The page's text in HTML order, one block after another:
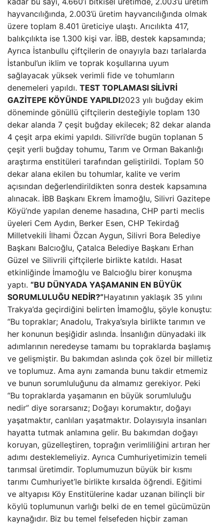
hayvancılığında, 2.003’ü üretim hayvancılığında olmak
üzere toplam 8.401 üreticiye ulaştı. Arıcılıkta 417,
balıkçılıkta ise 1.300 kişi var. İBB, destek kapsamında;
Ayrıca İstanbullu çiftçilerin de onayıyla bazı tarlalarda
İstanbul’un iklim ve toprak koşullarına uyum
sağlayacak yüksek verimli fide ve tohumların
denemeleri yapıldı. TEST TOPLAMASI SİLİVRİ
GAZİTEPE KÖYÜNDE YAPILDI2023 yılı buğday ekim
döneminde gönüllü çiftçilerin desteğiyle toplam 130
dekar alanda 7 çeşit buğday ekilecek; 82 dekar alanda
4 çeşit arpa ekimi yapıldı. Silivri’de bugün toplanan 5
çeşit yerli buğday tohumu, Tarım ve Orman Bakanlığı
araştırma enstitüleri tarafından geliştirildi. Toplam 50
dekar alana ekilen bu tohumlar, kalite ve verim
açısından değerlendirildikten sonra destek kapsamına
alınacak. İBB Başkanı Ekrem İmamoğlu, Silivri Gazitepe
Köyü’nde yapılan deneme hasadına, CHP parti meclis
üyeleri Cem Aydın, Berker Esen, CHP Tekirdağ
Milletvekili İlhami Özcan Aygun, Silivri Bora Belediye
Başkanı Balcıoğlu, Çatalca Belediye Başkanı Erhan
Güzel ve Silivrili çiftçilerle birlikte katıldı. Hasat
etkinliğinde İmamoğlu ve Balcıoğlu birer konuşma
yaptı. “BU DÜNYADA YAŞAMANIN EN BÜYÜK
SORUMLULUĞU NEDİR?”Hayatının yaklaşık 35 yılını
Trakya’da geçirdiğini belirten İmamoğlu, şöyle konuştu:
“Bu topraklar; Anadolu, Trakya’sıyla birlikte tarımın ve
her konunun beşiğidir aslında. İnsanlığın dünyadaki ilk
adımlarının neredeyse tamamı bu topraklarda başlamış
ve gelişmiştir. Bu bakımdan aslında çok özel bir milletiz
ve toplumuz. Ama aynı zamanda bunu takdir etmemiz
ve bunun sorumluluğunu da almamız gerekiyor. Peki
“Bu topraklarda yaşamanın en büyük sorumluluğu
nedir” diye sorarsanız; Doğayı korumaktır, doğayı
yaşatmaktır, canlıları yaşatmaktır. Dolayısıyla insanları
hayatta tutmak anlamına gelir. Bu bakımdan doğayı
koruyan, güzelleştiren, toprağın verimliliğini artıran her
adımı desteklemeliyiz. Ayrıca Cumhuriyetimizin temeli
tarımsal üretimdir. Toplumumuzun büyük bir kısmı
tarımı Cumhuriyet’le birlikte kırsalda öğrendi. Eğitimi
ve altyapısı Köy Enstitülerine kadar uzanan bilinçli bir
köylü toplumunun varlığı belki de en temel gücümüzün
kaynağıdır. Biz bu temel felsefeden hiçbir zaman